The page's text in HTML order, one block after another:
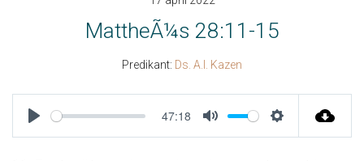
MattheÃ¼s 28:11-15
Predikant: Ds. A.I. Kazen
Play
47:18
Mute Settings